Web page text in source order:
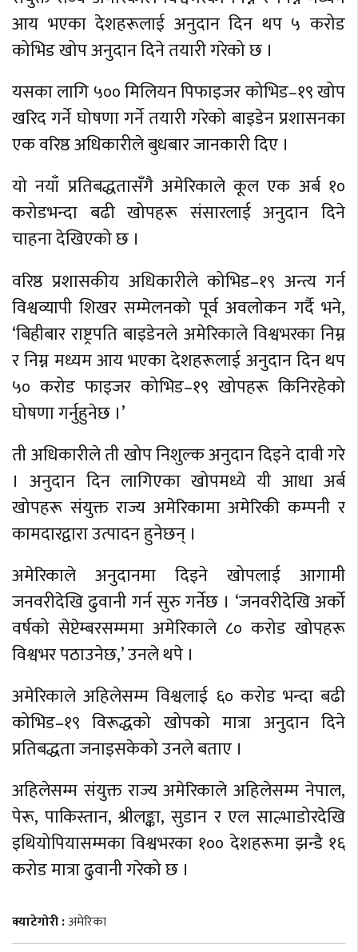
आय भएका देशहरूलाई अनुदान दिन थप ५ करोड
कोभिड खोप अनुदान दिने तयारी गरेको छ ।
यसका लागि ५०० मिलियन पिफाइजर कोभिड–१९ खोप
खरिद गर्ने घोषणा गर्ने तयारी गरेको बाइडेन प्रशासनका
एक वरिष्ठ अधिकारीले बुधबार जानकारी दिए ।
यो नयाँ प्रतिबद्धतासँगै अमेरिकाले कूल एक अर्ब १०
करोडभन्दा बढी खोपहरू संसारलाई अनुदान दिने
चाहना देखिएको छ ।
वरिष्ठ प्रशासकीय अधिकारीले कोभिड–१९ अन्त्य गर्न
विश्वव्यापी शिखर सम्मेलनको पूर्व अवलोकन गर्दै भने,
‘बिहीबार राष्ट्रपति बाइडेनले अमेरिकाले विश्वभरका निम्न
र निम्न मध्यम आय भएका देशहरूलाई अनुदान दिन थप
५० करोड फाइजर कोभिड–१९ खोपहरू किनिरहेको
घोषणा गर्नुहुनेछ ।’
ती अधिकारीले ती खोप निशुल्क अनुदान दिइने दावी गरे
। अनुदान दिन लागिएका खोपमध्ये यी आधा अर्ब
खोपहरू संयुक्त राज्य अमेरिकामा अमेरिकी कम्पनी र
कामदारद्वारा उत्पादन हुनेछन् ।
अमेरिकाले अनुदानमा दिइने खोपलाई आगामी
जनवरीदेखि ढुवानी गर्न सुरु गर्नेछ । ‘जनवरीदेखि अर्को
वर्षको सेप्टेम्बरसम्ममा अमेरिकाले ८० करोड खोपहरू
विश्वभर पठाउनेछ,’ उनले थपे ।
अमेरिकाले अहिलेसम्म विश्वलाई ६० करोड भन्दा बढी
कोभिड–१९ विरूद्धको खोपको मात्रा अनुदान दिने
प्रतिबद्धता जनाइसकेको उनले बताए ।
अहिलेसम्म संयुक्त राज्य अमेरिकाले अहिलेसम्म नेपाल,
पेरू, पाकिस्तान, श्रीलङ्का, सुडान र एल साल्भाडोरदेखि
इथियोपियासम्मका विश्वभरका १०० देशहरूमा झन्डै १६
करोड मात्रा ढुवानी गरेको छ ।
क्याटेगोरी :अमेरिका